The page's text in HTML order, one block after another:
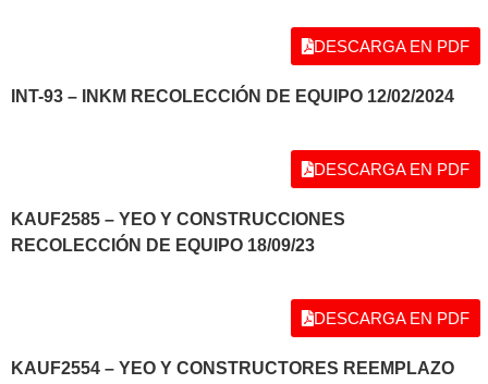
DESCARGA EN PDF
INT-93 – INKM RECOLECCIÓN DE EQUIPO 12/02/2024
DESCARGA EN PDF
KAUF2585 – YEO Y CONSTRUCCIONES
RECOLECCIÓN DE EQUIPO 18/09/23
DESCARGA EN PDF
KAUF2554 – YEO Y CONSTRUCTORES REEMPLAZO